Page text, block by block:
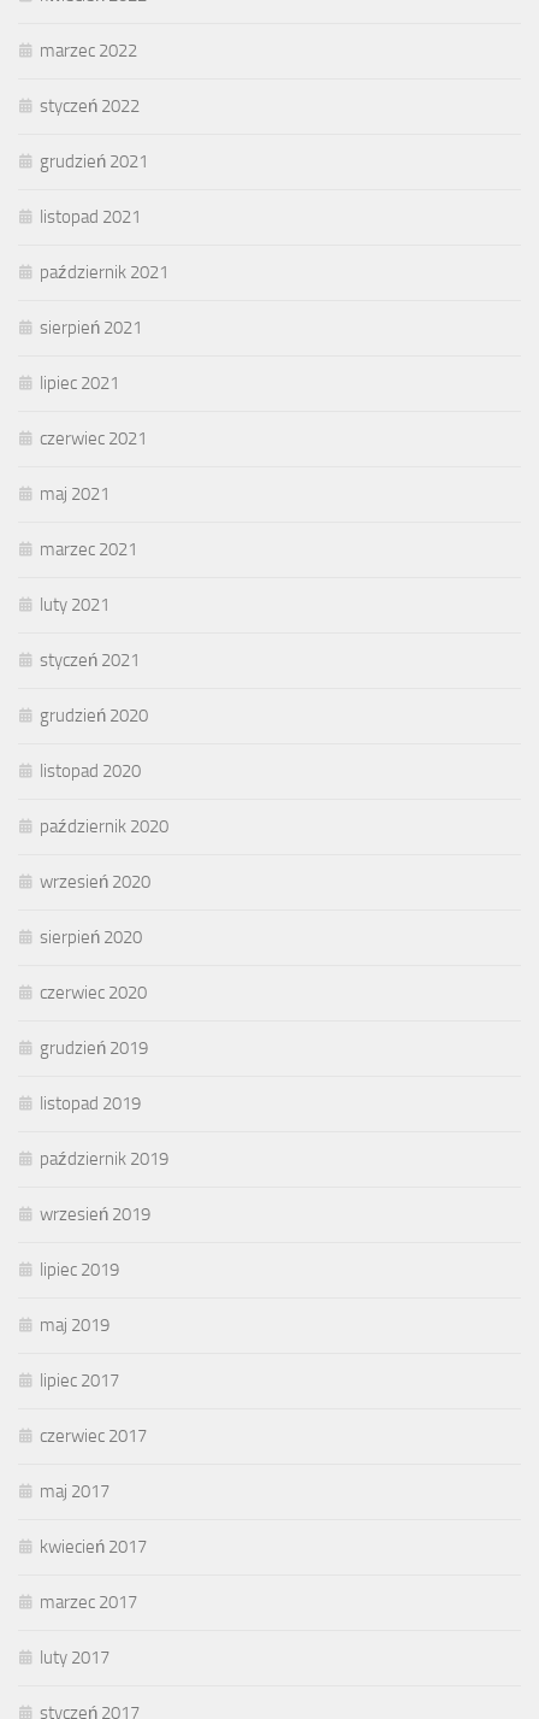
marzec 2022
styczeń 2022
grudzień 2021
listopad 2021
październik 2021
sierpień 2021
lipiec 2021
czerwiec 2021
maj 2021
marzec 2021
luty 2021
styczeń 2021
grudzień 2020
listopad 2020
październik 2020
wrzesień 2020
sierpień 2020
czerwiec 2020
grudzień 2019
listopad 2019
październik 2019
wrzesień 2019
lipiec 2019
maj 2019
lipiec 2017
czerwiec 2017
maj 2017
kwiecień 2017
marzec 2017
luty 2017
styczeń 2017